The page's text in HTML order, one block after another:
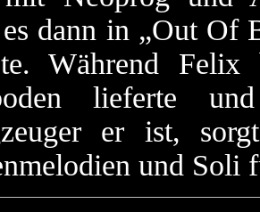
dann in „Out Of
Während
lieferte
er ist,
und Soli